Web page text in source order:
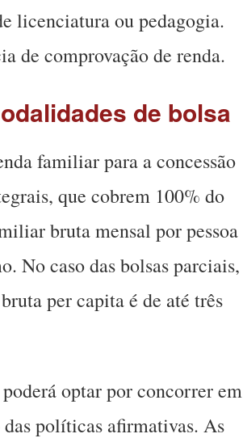
licenciatura ou pedagogia.
de comprovação de renda.
de bolsa
familiar para a concessão
que cobrem 100% do
bruta mensal por pessoa
No caso das bolsas parciais,
per capita é de até três
optar por concorrer em
políticas afirmativas. As